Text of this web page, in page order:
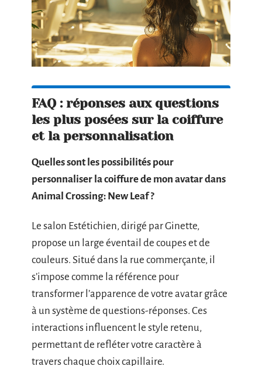
FAQ : réponses aux questions
les plus posées sur la coiffure
et la personnalisation
Quelles sont les possibilités pour
personnaliser la coiffure de mon avatar dans
Animal Crossing: New Leaf ?
Le salon Estétichien, dirigé par Ginette,
propose un large éventail de coupes et de
couleurs. Situé dans la rue commerçante, il
s’impose comme la référence pour
transformer l’apparence de votre avatar grâce
à un système de questions-réponses. Ces
interactions influencent le style retenu,
permettant de refléter votre caractère à
travers chaque choix capillaire.